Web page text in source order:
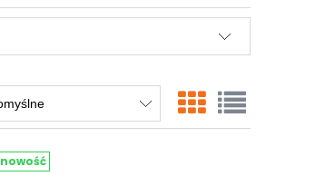
nowość